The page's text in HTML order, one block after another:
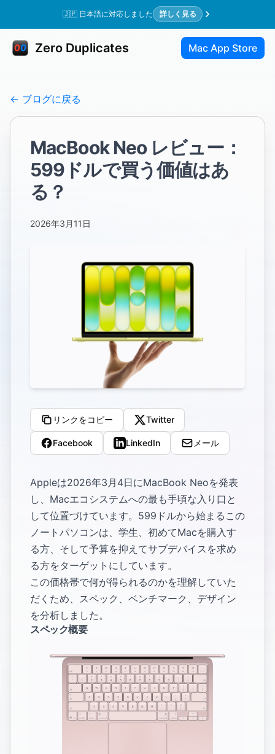
🇯🇵 日本語に対応しました 詳しく見る
Zero Duplicates Mac App Store
← ブログに戻る
MacBook Neo レビュー：
599ドルで買う価値はあ
る？
2026年3月11日
リンクをコピー Twitter
Facebook LinkedIn メール
Appleは2026年3月4日にMacBook Neoを発表
し、Macエコシステムへの最も手頃な入り口と
して位置づけています。599ドルから始まるこの
ノートパソコンは、学生、初めてMacを購入す
る方、そして予算を抑えてサブデバイスを求め
る方をターゲットにしています。
この価格帯で何が得られるのかを理解していた
だくため、スペック、ベンチマーク、デザイン
を分析しました。
スペック概要